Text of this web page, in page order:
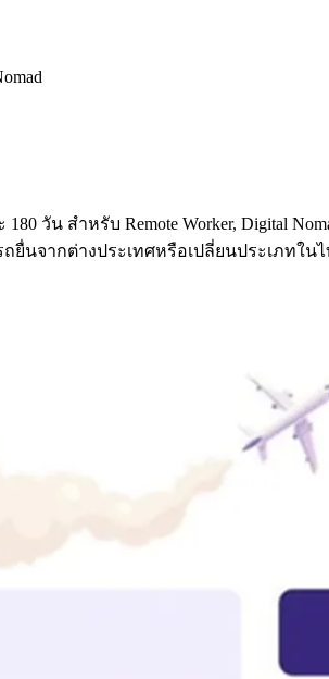
วัน สำหรับ Remote Worker, Digital
ยื่นจากต่างประเทศหรือเปลี่ยนประเภทใน